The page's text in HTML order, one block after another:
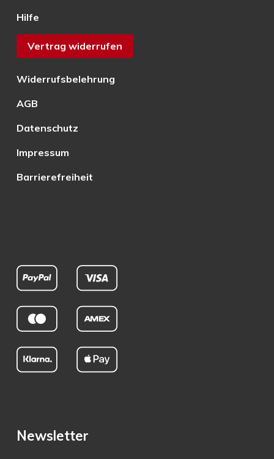
Hilfe
Vertrag widerrufen
Widerrufsbelehrung
AGB
Datenschutz
Impressum
Barrierefreiheit
Newsletter